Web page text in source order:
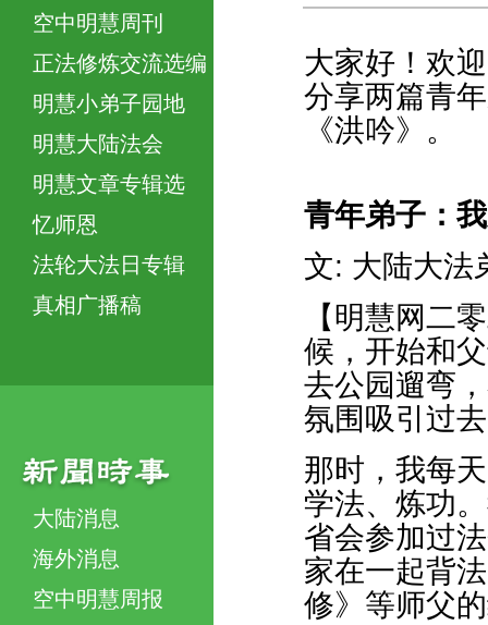
空中明慧周刊
正法修炼交流选编
明慧小弟子园地
明慧大陆法会
明慧文章专辑选
忆师恩
法轮大法日专辑
真相广播稿
大陆消息
海外消息
空中明慧周报
大家好！欢
分享两篇青
《洪吟》。
青年弟子：
文: 大陆大法
【明慧网二
候，开始和
去公园遛弯
氛围吸引过
那时，我每
学法、炼功
省会参加过
家在一起背
修》等师父